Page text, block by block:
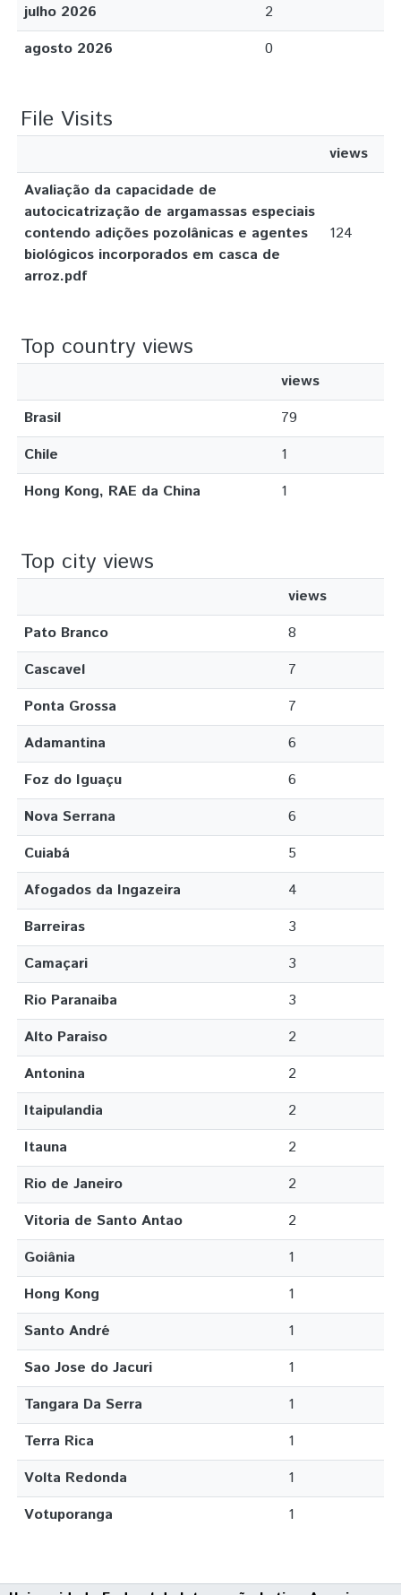
julho 2026
2
agosto 2026
0
File Visits
views
Avaliação da capacidade de
autocicatrização de argamassas especiais
contendo adições pozolânicas e agentes
biológicos incorporados em casca de
arroz.pdf
124
Top country views
views
Brasil
79
Chile
1
Hong Kong, RAE da China
1
Top city views
views
Pato Branco
8
Cascavel
7
Ponta Grossa
7
Adamantina
6
Foz do Iguaçu
6
Nova Serrana
6
Cuiabá
5
Afogados da Ingazeira
4
Barreiras
3
Camaçari
3
Rio Paranaiba
3
Alto Paraiso
2
Antonina
2
Itaipulandia
2
Itauna
2
Rio de Janeiro
2
Vitoria de Santo Antao
2
Goiânia
1
Hong Kong
1
Santo André
1
Sao Jose do Jacuri
1
Tangara Da Serra
1
Terra Rica
1
Volta Redonda
1
Votuporanga
1